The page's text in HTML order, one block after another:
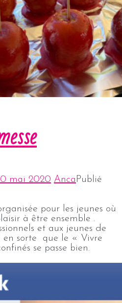
mai 2020 Anca Publié
pour les jeunes où
à être ensemble .
et aux jeunes de
en sorte que le « Vivre
se passe bien.